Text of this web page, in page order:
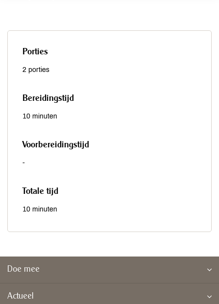
Porties
2 porties
Bereidingstijd
10 minuten
Voorbereidingstijd
-
Totale tijd
10 minuten
Doe mee
Actueel